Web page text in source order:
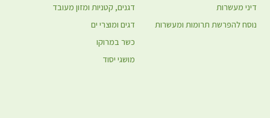
דגנים, קטניות ומזון מעובד
דגים ומוצרי ים
כשר במרוקו
מושגי יסוד
דיני מעשרות
נוסח להפרשת תרומות ומעשרות